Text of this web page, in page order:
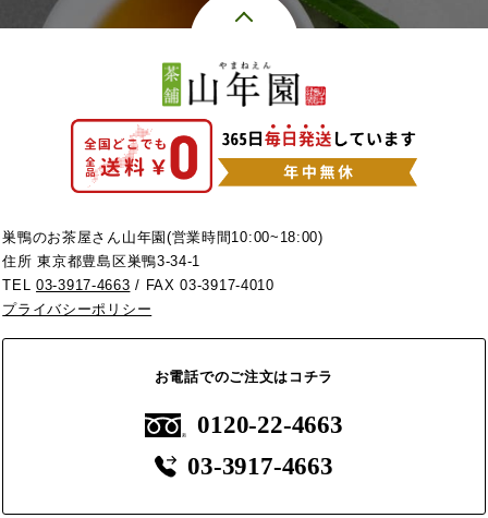
巣鴨のお茶屋さん山年園(営業時間10:00~18:00)
住所 東京都豊島区巣鴨3-34-1
TEL03-3917-4663 / FAX 03-3917-4010
プライバシーポリシー
お電話でのご注文はコチラ
0120-22-4663
03-3917-4663